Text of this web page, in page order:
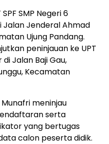
SMP Negeri 6
Jalan Jenderal Ahmad
Ujung Pandang.
peninjauan ke UPT
di Jalan Baji Gau,
Kecamatan
meninjau
serta
yang bertugas
calon peserta didik.